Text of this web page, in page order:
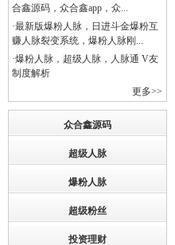
合鑫源码，众合鑫app，众...
·最新版爆粉人脉，日进斗金爆粉互
赚人脉裂变系统，爆粉人脉刚...
·爆粉人脉，超级人脉，人脉通 V友
制度解析
更多>>
众合鑫源码
超级人脉
爆粉人脉
超级粉丝
投资理财